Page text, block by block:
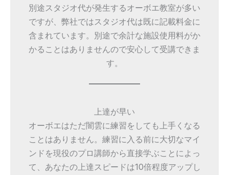
別途スタジオ代が発生するオーボエ教室が多い
ですが、弊社ではスタジオ代は既に記載料金に
含まれています。別途で余計な施設使用料がか
かることはありませんので安心して受講できま
す。
上達が早い
オーボエはただ闇雲に練習をしても上手くなる
ことはありません。練習に入る前に大切なマイ
ンドを現役のプロ講師から直接学ぶことによっ
て、あなたの上達スピードは10倍程度アップし